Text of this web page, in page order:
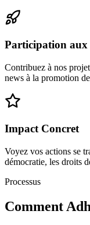
Participation aux
Contribuez à nos
news à la promotion
Impact Concret
Voyez vos actions se
démocratie, les droits
Processus
Comment